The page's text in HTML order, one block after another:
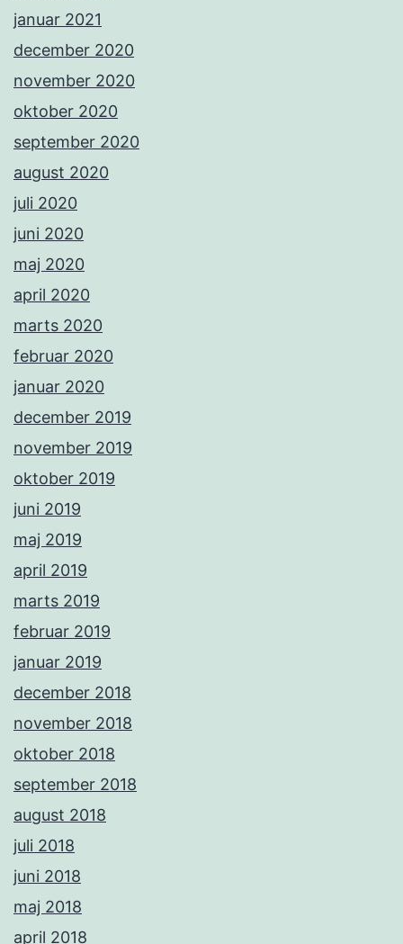
januar 2021
december 2020
november 2020
oktober 2020
september 2020
august 2020
juli 2020
juni 2020
maj 2020
april 2020
marts 2020
februar 2020
januar 2020
december 2019
november 2019
oktober 2019
juni 2019
maj 2019
april 2019
marts 2019
februar 2019
januar 2019
december 2018
november 2018
oktober 2018
september 2018
august 2018
juli 2018
juni 2018
maj 2018
april 2018